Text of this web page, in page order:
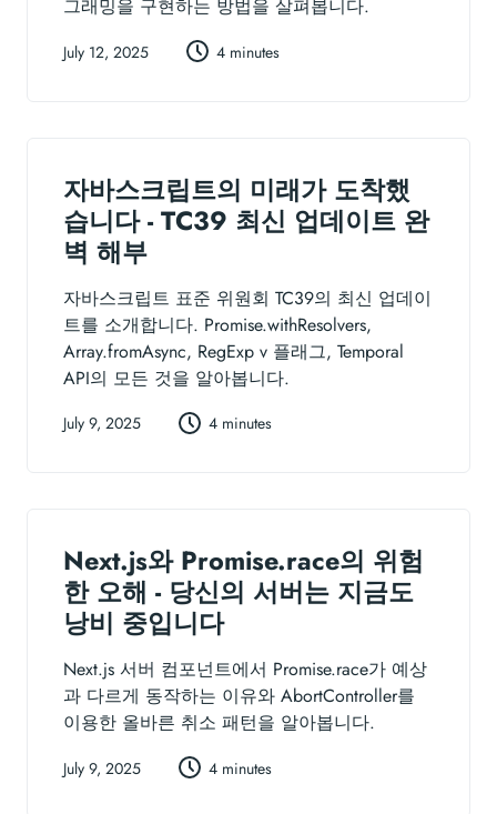
그래밍을 구현하는 방법을 살펴봅니다.
July 12, 2025 4 minutes
자바스크립트의 미래가 도착했
습니다 - TC39 최신 업데이트 완
벽 해부
자바스크립트 표준 위원회 TC39의 최신 업데이
트를 소개합니다. Promise.withResolvers,
Array.fromAsync, RegExp v 플래그, Temporal
API의 모든 것을 알아봅니다.
July 9, 2025 4 minutes
Next.js와 Promise.race의 위험
한 오해 - 당신의 서버는 지금도
낭비 중입니다
Next.js 서버 컴포넌트에서 Promise.race가 예상
과 다르게 동작하는 이유와 AbortController를
이용한 올바른 취소 패턴을 알아봅니다.
July 9, 2025 4 minutes